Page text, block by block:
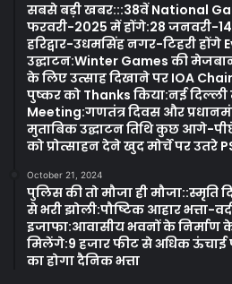
सबसे बड़ी खबर:::38वें National
फरवरी-2025 में होंगे:28 जनवरी-14
हरिद्वार-उधमसिंह नगर-टिहरी होंगे
उद्घाटन:Winter Games की
के लिए उत्साह दिखाने पर IOA
पुष्कर को Thanks किया:नई
Meeting:गणतंत्र दिवस और
मुताबिक उद्घाटन तिथि कुछ आगे-
को प्रोत्साहन देने खुद मोर्चे पर उतरे
October 21, 2024
पुलिस की तो मौजा ही मौजा::स्मृति
से भरी झोली:पौष्टिक आहार भत्ता-
इजाफा:आवासीय भवनों के निर्माण
मिलेंगे:9 हजार फीट से अधिक ऊंचाई
का होगा दैनिक भत्ता